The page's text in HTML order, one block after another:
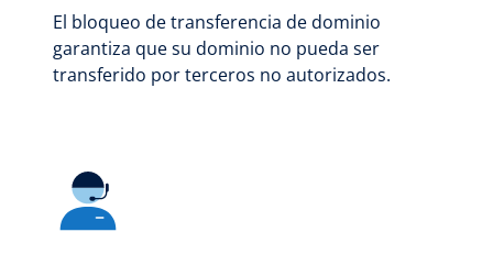
El bloqueo de transferencia de dominio
garantiza que su dominio no pueda ser
transferido por terceros no autorizados.